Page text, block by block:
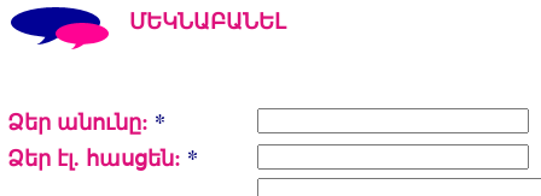
ՄԵԿՆԱԲԱՆԵԼ
Ձեր անունը: *
Ձեր էլ. հասցեն: *